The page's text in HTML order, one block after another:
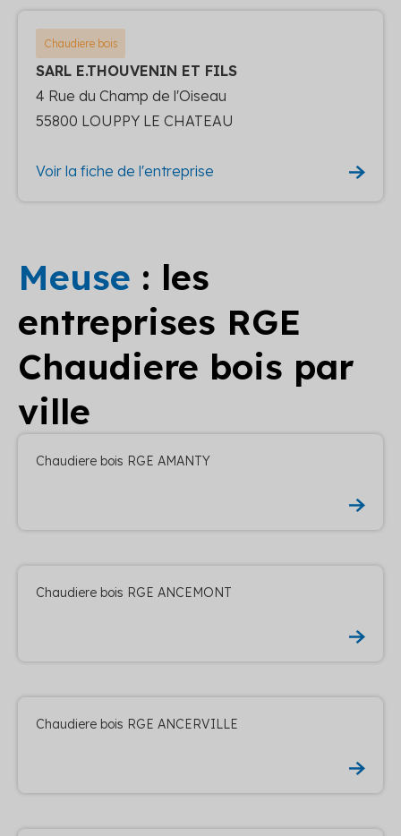
Chaudiere bois
SARL E.THOUVENIN ET FILS
4 Rue du Champ de l'Oiseau
55800 LOUPPY LE CHATEAU
Voir la fiche de l'entreprise
Meuse : les
entreprises RGE
Chaudiere bois par
ville
Chaudiere bois RGE AMANTY
Chaudiere bois RGE ANCEMONT
Chaudiere bois RGE ANCERVILLE